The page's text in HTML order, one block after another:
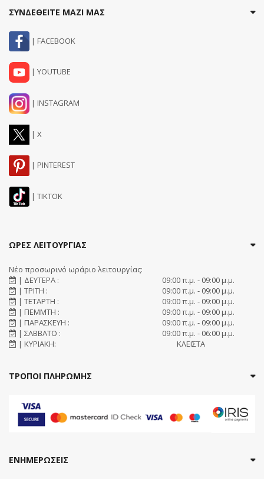
ΣΥΝΔΕΘΕΙΤΕ ΜΑΖΙ ΜΑΣ
| FACEBOOK
| YOUTUBE
| INSTAGRAM
| X
| PINTEREST
| TIKTOK
ΩΡΕΣ ΛΕΙΤΟΥΡΓΙΑΣ
Νέο προσωρινό ωράριο λειτουργίας:
| ΔΕΥΤΕΡΑ :
09:00 π.μ. - 09:00 μ.μ.
| ΤΡΙΤΗ :
09:00 π.μ. - 09:00 μ.μ.
| ΤΕΤΑΡΤΗ :
09:00 π.μ. - 09:00 μ.μ.
| ΠΕΜΜΤΗ :
09:00 π.μ. - 09:00 μ.μ.
| ΠΑΡΑΣΚΕΥΗ :
09:00 π.μ. - 09:00 μ.μ.
| ΣΑΒΒΑΤΟ :
09:00 π.μ. - 06:00 μ.μ.
| ΚΥΡΙΑΚΗ:
ΚΛΕΙΣΤΑ
ΤΡΟΠΟΙ ΠΛΗΡΩΜΗΣ
ΕΝΗΜΕΡΩΣΕΙΣ